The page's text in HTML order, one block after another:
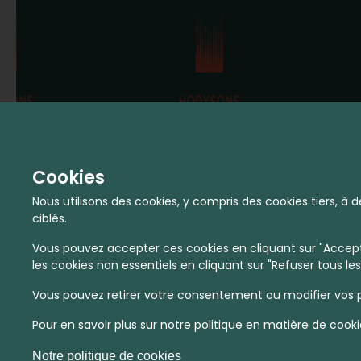
Cookies
Nous utilisons des cookies, y compris des cookies tiers,
ciblés.
Vous pouvez accepter ces cookies en cliquant sur
les cookies non essentiels en cliquant sur "Refuser tous
Vous pouvez retirer votre consentement ou modifier
Pour en savoir plus sur notre politique en matière de
Notre politique de cookies